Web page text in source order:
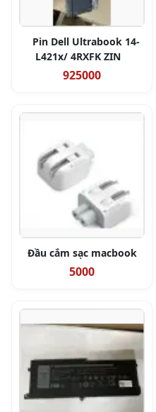
Pin Dell Ultrabook 14-
L421x/ 4RXFK ZIN
925000
Đầu cắm sạc macbook
5000